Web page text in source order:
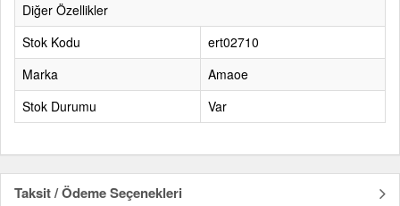
Diğer Özellikler
Stok Kodu
ert02710
Marka
Amaoe
Stok Durumu
Var
Taksit / Ödeme Seçenekleri